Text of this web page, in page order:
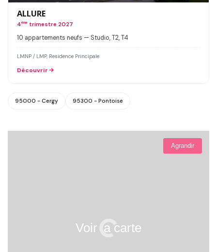
ALLURE
4ème trimestre 2027
10 appartements neufs — Studio, T2, T4
LMNP / LMP, Residence Principale
Découvrir
95000 - Cergy 95300 - Pontoise
Voir la carte
Agrandir